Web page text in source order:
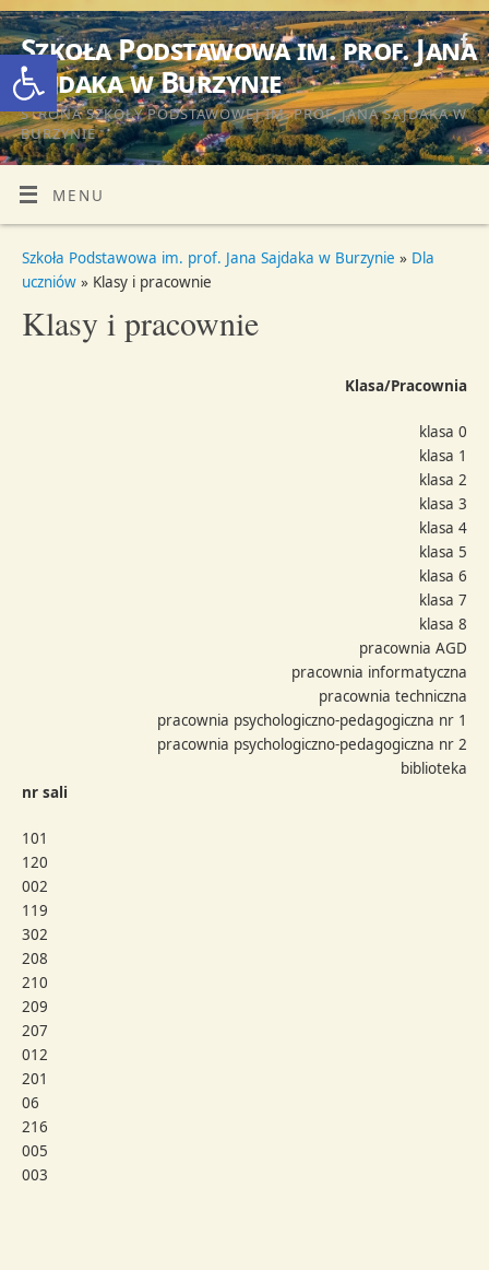
Otwórz pasek narzędzi
Szkoła Podstawowa im. prof. Jana
Sajdaka w Burzynie
STRONA SZKOŁY PODSTAWOWEJ IM. PROF. JANA SAJDAKA W
BURZYNIE
MENU
Szkoła Podstawowa im. prof. Jana Sajdaka w Burzynie » Dla
uczniów» Klasy i pracownie
Klasy i pracownie
Klasa/Pracownia
klasa 0
klasa 1
klasa 2
klasa 3
klasa 4
klasa 5
klasa 6
klasa 7
klasa 8
pracownia AGD
pracownia informatyczna
pracownia techniczna
pracownia psychologiczno-pedagogiczna nr 1
pracownia psychologiczno-pedagogiczna nr 2
biblioteka
nr sali
101
120
002
119
302
208
210
209
207
012
201
06
216
005
003